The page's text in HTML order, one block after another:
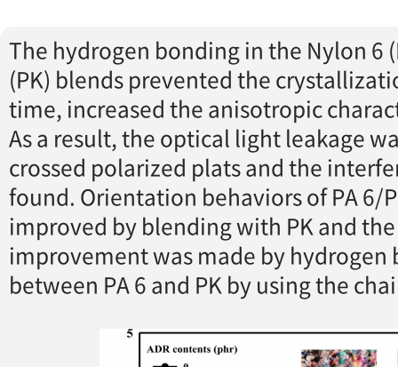
The hydrogen bonding in the Nylon 6
(PK) blends prevented the
time, increased the anisotropic
As a result, the optical light leakage
crossed polarized plats and the
found. Orientation behaviors of PA 6/
improved by blending with PK and
improvement was made by hydrogen
between PA 6 and PK by using the